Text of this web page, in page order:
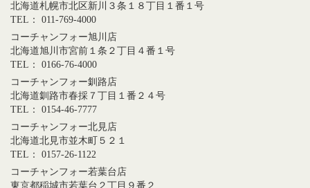
北海道札幌市北区新川３条１８丁目１番１号
TEL： 011-769-4000
コーチャンフォー旭川店
北海道旭川市宮前１条２丁目４番１号
TEL： 0166-76-4000
コーチャンフォー釧路店
北海道釧路市春採７丁目１番２４号
TEL： 0154-46-7777
コーチャンフォー北見店
北海道北見市並木町５２１
TEL： 0157-26-1122
コーチャンフォー若葉台店
東京都稲城市若葉台２丁目９番２